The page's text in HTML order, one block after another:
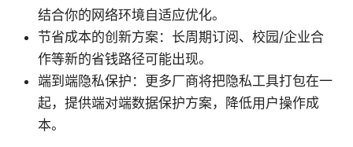
结合你的网络环境自适应优化。
节省成本的创新方案：长周期订阅、校园/企业合
作等新的省钱路径可能出现。
端到端隐私保护：更多厂商将把隐私工具打包在一
起，提供端对端数据保护方案，降低用户操作成
本。